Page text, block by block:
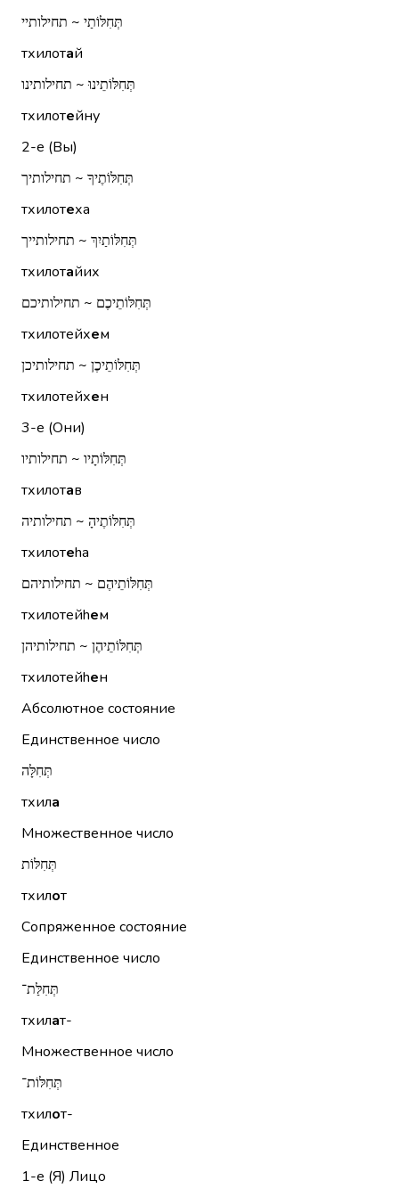
תְּחִלּוֹתַי ~ תחילותיי
тхилотай
תְּחִלּוֹתֵינוּ ~ תחילותינו
тхилотейну
2-е (Вы)
תְּחִלּוֹתֶיךָ ~ תחילותיך
тхилотеха
תְּחִלּוֹתַיִךְ ~ תחילותייך
тхилотайих
תְּחִלּוֹתֵיכֶם ~ תחילותיכם
тхилотейхем
תְּחִלּוֹתֵיכֶן ~ תחילותיכן
тхилотейхен
3-е (Они)
תְּחִלּוֹתָיו ~ תחילותיו
тхилотав
תְּחִלּוֹתֶיהָ ~ תחילותיה
тхилотеhа
תְּחִלּוֹתֵיהֶם ~ תחילותיהם
тхилотейhем
תְּחִלּוֹתֵיהֶן ~ תחילותיהן
тхилотейhен
Абсолютное состояние
Единственное число
תְּחִלָּה
тхила
Множественное число
תְּחִלּוֹת
тхилот
Сопряженное состояние
Единственное число
תְּחִלַּת־
тхилат-
Множественное число
תְּחִלּוֹת־
тхилот-
Единственное
1-е (Я) Лицо